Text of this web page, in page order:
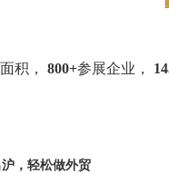
积， 800+参展企业 ， 1
，轻松做外贸